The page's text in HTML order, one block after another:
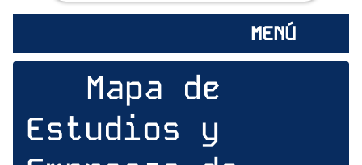
MENÚ
Mapa de
Estudios y